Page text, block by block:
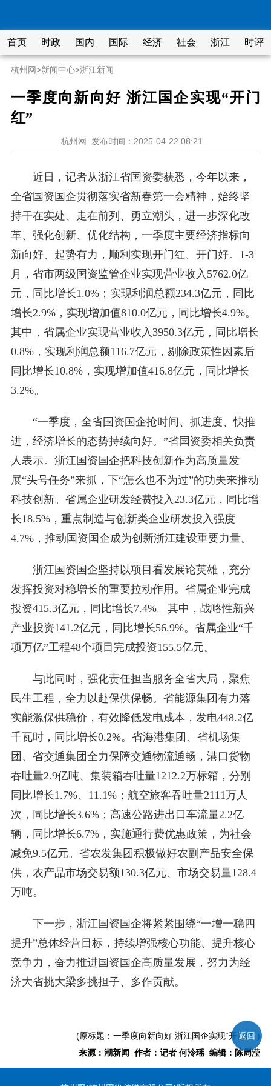
首页 时政 国内 国际 经济 社会 浙江 时评
杭州网>新闻中心>浙江新闻
一季度向新向好 浙江国企实现“开门
红”
杭州网 发布时间：2025-04-22 08:21
近日，记者从浙江省国资委获悉，今年以来，
全省国资国企贯彻落实省新春第一会精神，始终坚
持干在实处、走在前列、勇立潮头，进一步深化改
革、强化创新、优化结构，一季度主要经济指标向
新向好、起势有力，顺利实现开门红、开门好。1-3
月，省市两级国资监管企业实现营业收入5762.0亿
元，同比增长1.0%；实现利润总额234.3亿元，同比
增长2.9%，实现增加值810.0亿元，同比增长4.9%。
其中，省属企业实现营业收入3950.3亿元，同比增长
0.8%，实现利润总额116.7亿元，剔除政策性因素后
同比增长10.8%，实现增加值416.8亿元，同比增长
3.2%。
“一季度，全省国资国企抢时间、抓进度、快推
进，经济增长的态势持续向好。”省国资委相关负责
人表示。浙江国资国企把科技创新作为高质量发
展“头号任务”来抓，下“怎么也不为过”的功夫来推动
科技创新。省属企业研发经费投入23.3亿元，同比增
长18.5%，重点制造与创新类企业研发投入强度
4.7%，推动国资国企成为创新浙江建设重要力量。
浙江国资国企坚持以项目看发展论英雄，充分
发挥投资对稳增长的重要拉动作用。省属企业完成
投资415.3亿元，同比增长7.4%。其中，战略性新兴
产业投资141.2亿元，同比增长56.9%。省属企业“千
项万亿”工程48个项目完成投资155.5亿元。
与此同时，强化责任担当服务全省大局，聚焦
民生工程，全力以赴保供保畅。省能源集团有力落
实能源保供稳价，有效降低发电成本，发电448.2亿
千瓦时，同比增长0.2%。省海港集团、省机场集
团、省交通集团全力保障交通物流通畅，港口货物
吞吐量2.9亿吨、集装箱吞吐量1212.2万标箱，分别
同比增长1.7%、11.1%；航空旅客吞吐量2111万人
次，同比增长3.6%；高速公路进出口车流量2.2亿
辆，同比增长6.7%，实施通行费优惠政策，为社会
减免9.5亿元。省农发集团积极做好农副产品安全保
供，农产品市场交易额130.3亿元、市场交易量128.4
万吨。
下一步，浙江国资国企将紧紧围绕“一增一稳四
提升”总体经营目标，持续增强核心功能、提升核心
竞争力，奋力推进国资国企高质量发展，努力为经
济大省挑大梁多挑担子、多作贡献。
(原标题：一季度向新向好 浙江国企实现“开门红”)
来源：潮新闻 作者：记者 何泠瑶 编辑：陈周滢
返回